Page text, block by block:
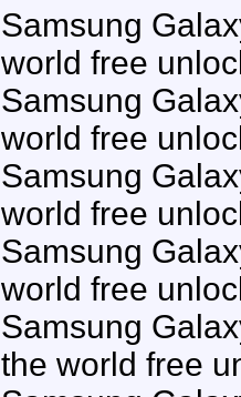
Samsung
world free
Samsung
world free
Samsung
world free
Samsung
world free
Samsung
the world free